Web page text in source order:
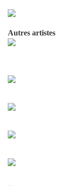
Autres artistes